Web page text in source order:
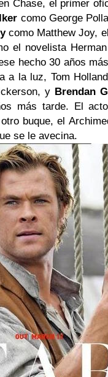
Chase, el primer
como George
como Matthew Joy,
el novelista
hecho 30 años
a la luz, Tom
y Brendan
más tarde. El
buque, el
se le avecina.